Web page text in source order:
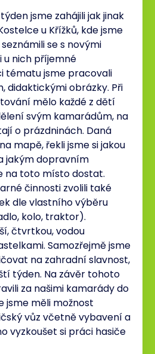
jsme zahájili jak jinak
u Křížků, kde jsme
se s novými
u nich příjemné
tématu jsme pracovali
didaktickými obrázky. Při
mělo každé z dětí
svým kamarádům, na
o prázdninách. Daná
mapě, řekli jsme si jakou
jakým dopravním
na toto místo dostat.
činnosti zvolili také
dle vlastního výběru
kolo, traktor).
čtvrtkou, vodou
Samozřejmě jsme
na zahradní slavnost,
týden. Na závěr tohoto
za našimi kamarády do
jsme měli možnost
vůz včetně vybavení a
vyzkoušet si práci hasiče